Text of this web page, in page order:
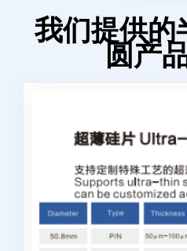
我们提供的
圆产